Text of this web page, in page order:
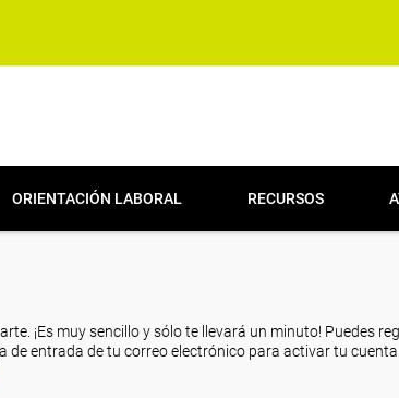
ORIENTACIÓN LABORAL RECURSOS
¡Es muy sencillo y sólo te llevará un minuto! Puedes
de entrada de tu correo electrónico para activar tu cuenta.